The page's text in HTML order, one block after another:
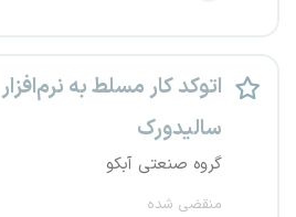
اتوکد کار مسلط به نرم‌افزار
سالیدورک
گروه صنعتی آبکو
منقضی شده